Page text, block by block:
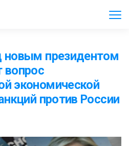
новым президентом
вопрос
экономической
против России